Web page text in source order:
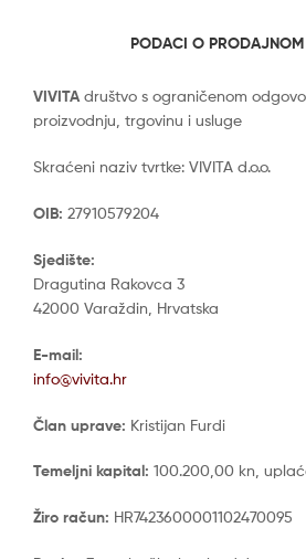
PODACI O PRODAJNOM
VIVITA društvo s ograničenom
proizvodnju, trgovinu i usluge
Skraćeni naziv tvrtke: VIVITA d.o.o.
OIB: 27910579204
Sjedište:
Dragutina Rakovca 3
42000 Varaždin, Hrvatska
E-mail:
info@vivita.hr
Član uprave: Kristijan Furdi
Temeljni kapital: 100.200,00 kn,
Žiro račun: HR7423600001102470095